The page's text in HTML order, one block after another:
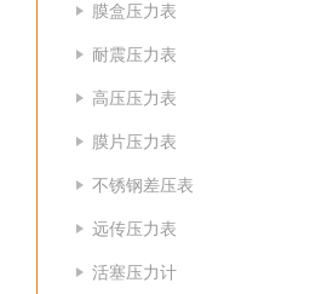
膜盒压力表
耐震压力表
高压压力表
膜片压力表
不锈钢差压表
远传压力表
活塞压力计